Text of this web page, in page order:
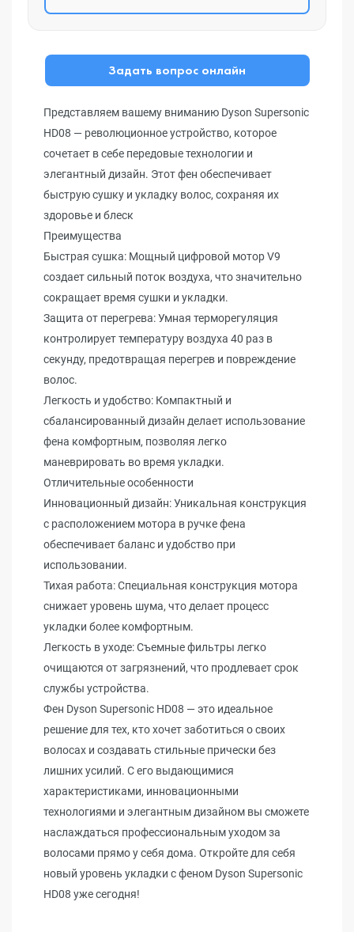
Задать вопрос онлайн
Представляем вашему вниманию Dyson Supersonic
HD08 — революционное устройство, которое
сочетает в себе передовые технологии и
элегантный дизайн. Этот фен обеспечивает
быструю сушку и укладку волос, сохраняя их
здоровье и блеск
Преимущества
Быстрая сушка: Мощный цифровой мотор V9
создает сильный поток воздуха, что значительно
сокращает время сушки и укладки.
Защита от перегрева: Умная терморегуляция
контролирует температуру воздуха 40 раз в
секунду, предотвращая перегрев и повреждение
волос.
Легкость и удобство: Компактный и
сбалансированный дизайн делает использование
фена комфортным, позволяя легко
маневрировать во время укладки.
Отличительные особенности
Инновационный дизайн: Уникальная конструкция
с расположением мотора в ручке фена
обеспечивает баланс и удобство при
использовании.
Тихая работа: Специальная конструкция мотора
снижает уровень шума, что делает процесс
укладки более комфортным.
Легкость в уходе: Съемные фильтры легко
очищаются от загрязнений, что продлевает срок
службы устройства.
Фен Dyson Supersonic HD08 — это идеальное
решение для тех, кто хочет заботиться о своих
волосах и создавать стильные прически без
лишних усилий. С его выдающимися
характеристиками, инновационными
технологиями и элегантным дизайном вы сможете
наслаждаться профессиональным уходом за
волосами прямо у себя дома. Откройте для себя
новый уровень укладки с феном Dyson Supersonic
HD08 уже сегодня!